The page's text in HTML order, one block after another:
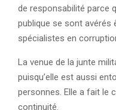
de responsabilité parce
publique se sont avérés
spécialistes en
La venue de la junte
puisqu’elle est aussi
personnes. Elle a fait le
continuité.